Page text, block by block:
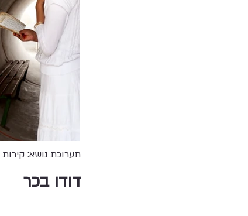
תערוכת נושא: קירות
דודו בכר